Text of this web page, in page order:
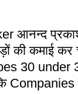
आनन्द
की कमाई
30 under
Companies